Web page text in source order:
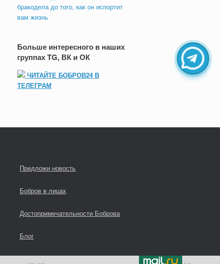
бракодела до того, как он испортит
вам жизнь
Больше интересного в наших
группах TG, ВК и ОК
ЧИТАЙТЕ БОБРОВ24 В
ТЕЛЕГРАМ
Предложи новость
Бобров в лицах
Достопримечательности Боброва
Блог